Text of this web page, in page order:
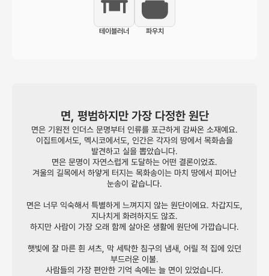
테이블러너 파우치
면, 평범하지만 가장 다정한 원단
면은 기원전 인더스 문명부터 인류를 포근하게 감싸온 소재예요.
이집트에서도, 멕시코에서도, 인간은 각자의 땅에서 목화솜을
발견하고 실을 뽑았습니다.
면은 문명이 자연스럽게 도달하는 어떤 결론이었죠.
겨울의 길목에서 하얗게 터지는 목화송이는 마치 땅에서 피어난
눈송이 같습니다.
면은 너무 익숙해서 특별하게 느껴지지 않는 원단이에요. 차갑지도,
지나치게 화려하지도 않죠.
하지만 사람이 가장 오래 함께 살아온 생활에 원단에 가깝습니다.
햇빛에 잘 마른 흰 셔츠, 막 세탁한 침구의 냄새, 어릴 적 집에 있던
부드러운 이불.
사람들의 가장 편안한 기억 속에는 늘 면이 있었습니다.